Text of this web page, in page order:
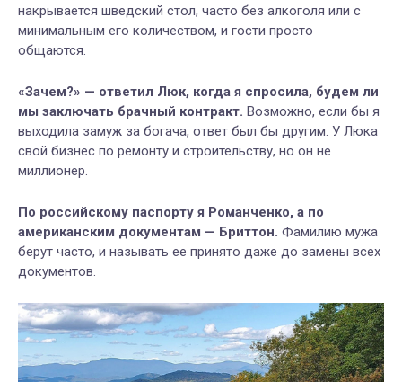
накрывается шведский стол, часто без алкоголя или с
минимальным его количеством, и гости просто
общаются.
«Зачем?» — ответил Люк, когда я спросила, будем ли
мы заключать брачный контракт. Возможно, если бы я
выходила замуж за богача, ответ был бы другим. У Люка
свой бизнес по ремонту и строительству, но он не
миллионер.
По российскому паспорту я Романченко, а по
американским документам — Бриттон. Фамилию мужа
берут часто, и называть ее принято даже до замены всех
документов.